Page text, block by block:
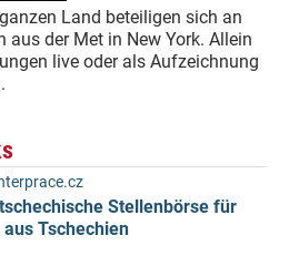
Land beteiligen sich an
aus der Met in New York. Allein
live oder als Aufzeichnung
Stellenbörse für
Tschechien